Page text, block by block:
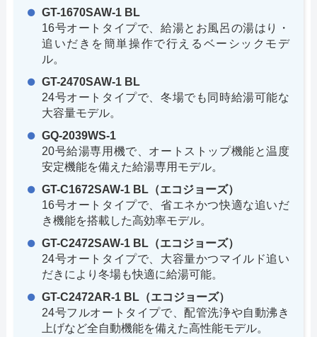
GT-1670SAW-1 BL
16号オートタイプで、給湯とお風呂の湯はり・
追いだきを簡単操作で行えるベーシックモデ
ル。
GT-2470SAW-1 BL
24号オートタイプで、冬場でも同時給湯可能な
大容量モデル。
GQ-2039WS-1
20号給湯専用機で、オートストップ機能と温度
安定機能を備えた給湯専用モデル。
GT-C1672SAW-1 BL（エコジョーズ）
16号オートタイプで、省エネかつ快適な追いだ
き機能を搭載した高効率モデル。
GT-C2472SAW-1 BL（エコジョーズ）
24号オートタイプで、大容量かつマイルド追い
だきにより冬場も快適に給湯可能。
GT-C2472AR-1 BL（エコジョーズ）
24号フルオートタイプで、配管洗浄や自動沸き
上げなど全自動機能を備えた高性能モデル。